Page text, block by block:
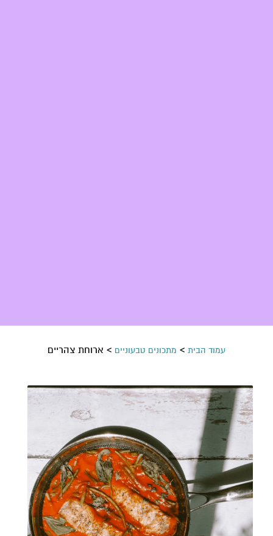
עמוד הבית > מתכונים טבעוניים > ארוחת צהריים